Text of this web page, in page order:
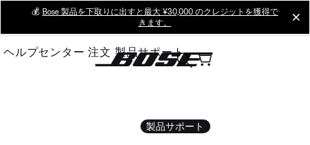
Main
💰 Bose 製品を下取りに出すと最大 ¥30,000 のクレジットを獲得で
きます。
ヘルプセンター 注文 製品サポート
製品サポート